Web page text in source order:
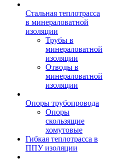
Стальная теплотрасса
в минераловатной
изоляции
Трубы в
минераловатной
изоляции
Отводы в
минераловатной
изоляции
Опоры трубопровода
Опоры
скользящие
хомутовые
Гибкая теплотрасса в
ППУ изоляции